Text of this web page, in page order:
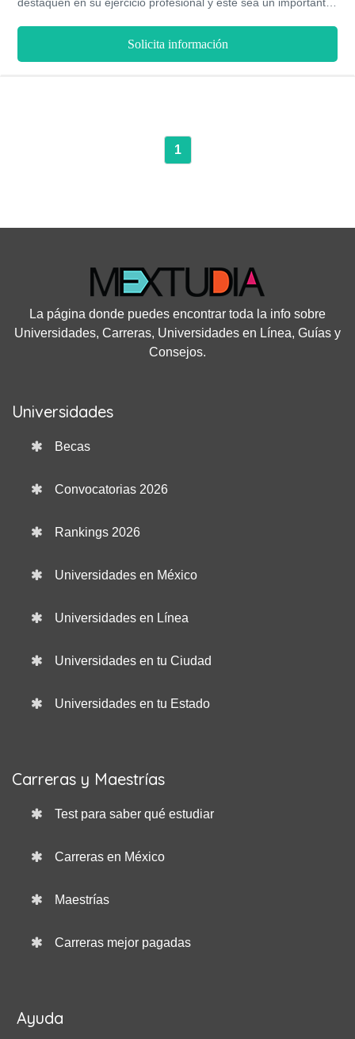
garantías de llevar a cabo un exitoso proceso de enseñanza y
aprendizaje, de la mano de los recursos más recientes que nos
Solicita información
1
La página donde puedes encontrar toda la info sobre
Universidades, Carreras, Universidades en Línea, Guías y
Consejos.
Universidades
Becas
Convocatorias 2026
Rankings 2026
Universidades en México
Universidades en Línea
Universidades en tu Ciudad
Universidades en tu Estado
Carreras y Maestrías
Test para saber qué estudiar
Carreras en México
Maestrías
Carreras mejor pagadas
Ayuda